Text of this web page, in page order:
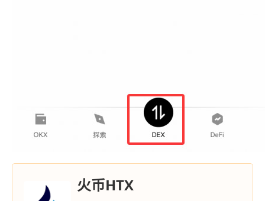
火币HTX